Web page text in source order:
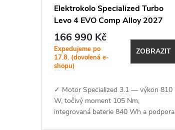
Elektrokolo Specialized Turbo
Levo 4 EVO Comp Alloy 2027
Satin Redwood Metallic /
Bordeaux Metallic
166 990 Kč
Expedujeme po
17.8. (dovolená e-
shopu)
ZOBRAZIT
✓ Motor Specialized 3.1 — výkon 810
W, točivý moment 105 Nm,
integrovaná baterie 840 Wh a podpora